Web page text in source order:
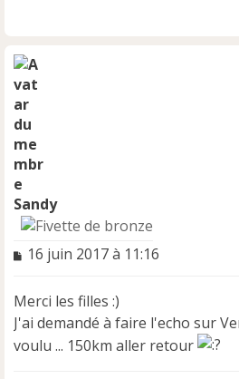
Sandy
M
s
a
g
e
16 juin 2017 à 11:16
Merci les filles :)
J'ai demandé à faire l'echo sur
voulu ... 150km aller retour